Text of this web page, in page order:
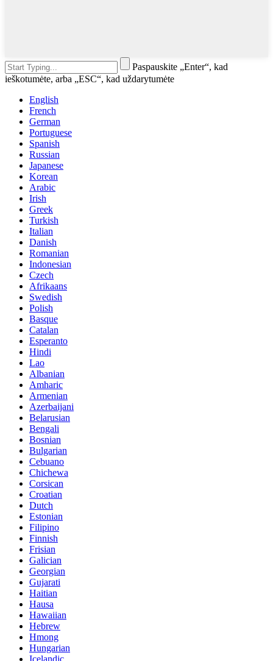
Paspauskite „Enter“, kad
ieškotumėte, arba „ESC“, kad uždarytumėte
English
French
German
Portuguese
Spanish
Russian
Japanese
Korean
Arabic
Irish
Greek
Turkish
Italian
Danish
Romanian
Indonesian
Czech
Afrikaans
Swedish
Polish
Basque
Catalan
Esperanto
Hindi
Lao
Albanian
Amharic
Armenian
Azerbaijani
Belarusian
Bengali
Bosnian
Bulgarian
Cebuano
Chichewa
Corsican
Croatian
Dutch
Estonian
Filipino
Finnish
Frisian
Galician
Georgian
Gujarati
Haitian
Hausa
Hawaiian
Hebrew
Hmong
Hungarian
Icelandic